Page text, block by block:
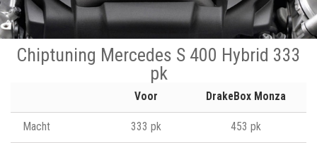
Chiptuning Mercedes S 400 Hybrid 333
pk
Voor DrakeBox Monza
Macht 333 pk 453 pk